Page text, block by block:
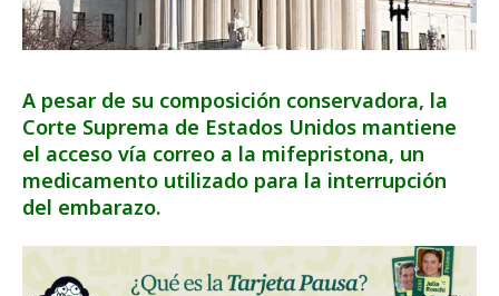
A pesar de su composición conservadora, la
Corte Suprema de Estados Unidos mantiene
el acceso vía correo a la mifepristona, un
medicamento utilizado para la interrupción
del embarazo.